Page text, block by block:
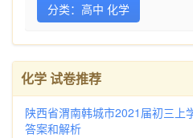
分类：高中 化学
化学 试卷推荐
陕西省渭南韩城市2021届初三上
答案和解析